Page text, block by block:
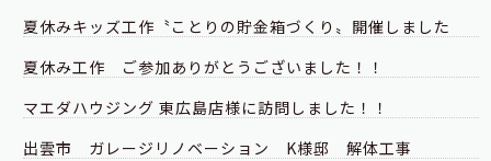
夏休みキッズ工作〝ことりの貯金箱づくり〟開催しました
夏休み工作 ご参加ありがとうございました！！
マエダハウジング 東広島店様に訪問しました！！
出雲市 ガレージリノベーション K様邸 解体工事